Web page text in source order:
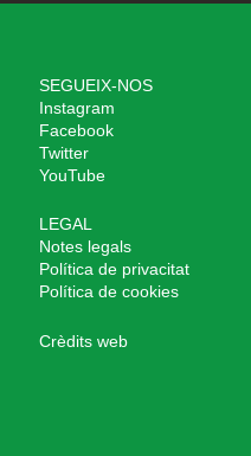
SEGUEIX-NOS
Instagram
Facebook
Twitter
YouTube
LEGAL
Notes legals
Política de privacitat
Política de cookies
Crèdits web